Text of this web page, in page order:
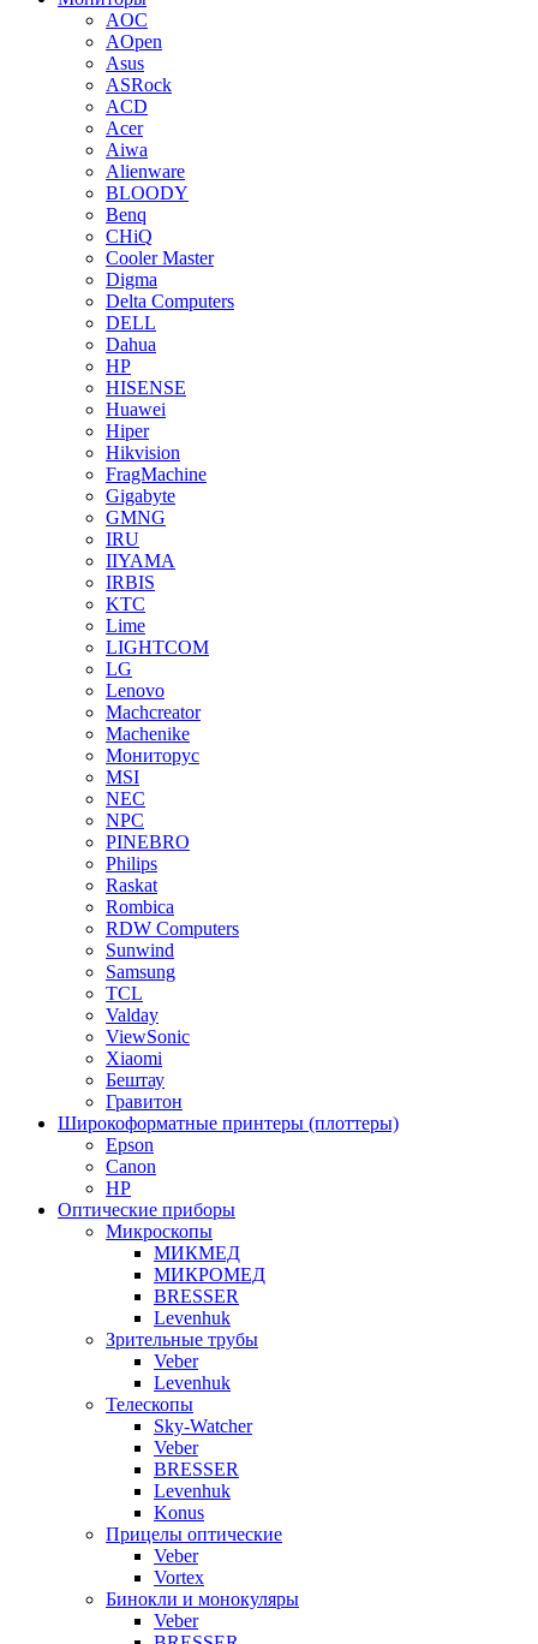
AOC
AOpen
Asus
ASRock
ACD
Acer
Aiwa
Alienware
BLOODY
Benq
CHiQ
Cooler Master
Digma
Delta Computers
DELL
Dahua
HP
HISENSE
Huawei
Hiper
Hikvision
FragMachine
Gigabyte
GMNG
IRU
IIYAMA
IRBIS
KTC
Lime
LIGHTCOM
LG
Lenovo
Machcreator
Machenike
Мониторус
MSI
NEC
NPC
PINEBRO
Philips
Raskat
Rombica
RDW Computers
Sunwind
Samsung
TCL
Valday
ViewSonic
Xiaomi
Бештау
Гравитон
Широкоформатные принтеры (плоттеры)
Epson
Canon
HP
Оптические приборы
Микроскопы
МИКМЕД
МИКРОМЕД
BRESSER
Levenhuk
Зрительные трубы
Veber
Levenhuk
Телескопы
Sky-Watcher
Veber
BRESSER
Levenhuk
Konus
Прицелы оптические
Veber
Vortex
Бинокли и монокуляры
Veber